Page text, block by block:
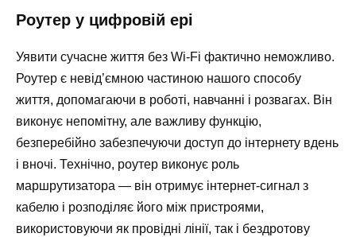
Роутер у цифровій ері
Уявити сучасне життя без Wi-Fi фактично неможливо.
Роутер є невід’ємною частиною нашого способу
життя, допомагаючи в роботі, навчанні і розвагах. Він
виконує непомітну, але важливу функцію,
безперебійно забезпечуючи доступ до інтернету вдень
і вночі. Технічно, роутер виконує роль
маршрутизатора — він отримує інтернет-сигнал з
кабелю і розподіляє його між пристроями,
використовуючи як провідні лінії, так і бездротову